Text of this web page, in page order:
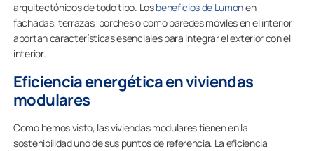
arquitectónicos de todo tipo. Losbeneficios de Lumonen
fachadas, terrazas, porches o como paredes móviles en el interior
aportan características esenciales para integrar el exterior con el
interior.
Eficiencia energética en viviendas
modulares
Como hemos visto, las viviendas modulares tienen en la
sostenibilidad uno de sus puntos de referencia. La eficiencia